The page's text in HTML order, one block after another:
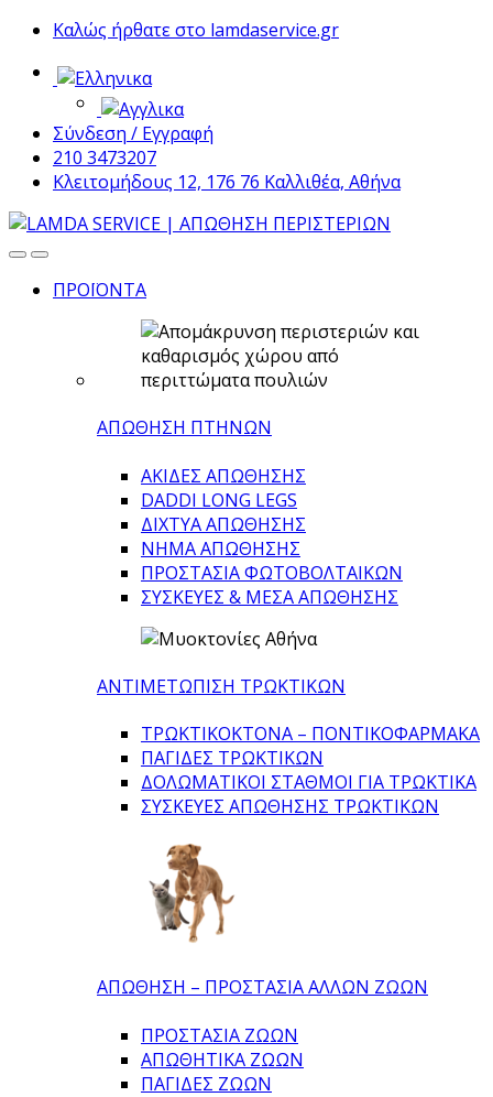
Skip
navigation
Skip
content
Καλώς ήρθατε στο lamdaservice.gr
Σύνδεση / Εγγραφή
210 3473207
Κλειτομήδους 12, 176 76 Καλλιθέα, Αθήνα
ΠΡΟΪΟΝΤΑ
ΑΠΩΘΗΣΗ ΠΤΗΝΩΝ
ΑΚΙΔΕΣ ΑΠΩΘΗΣΗΣ
DADDI LONG LEGS
ΔΙΧΤΥΑ ΑΠΩΘΗΣΗΣ
ΝΗΜΑ ΑΠΩΘΗΣΗΣ
ΠΡΟΣΤΑΣΙΑ ΦΩΤΟΒΟΛΤΑΙΚΩΝ
ΣΥΣΚΕΥΕΣ & ΜΕΣΑ ΑΠΩΘΗΣΗΣ
ΑΝΤΙΜΕΤΩΠΙΣΗ ΤΡΩΚΤΙΚΩΝ
ΤΡΩΚΤΙΚΟΚΤΟΝΑ – ΠΟΝΤΙΚΟΦΑΡΜΑΚA
ΠΑΓΙΔΕΣ ΤΡΩΚΤΙΚΩΝ
ΔΟΛΩΜΑΤΙΚΟΙ ΣΤΑΘΜΟΙ ΓΙΑ ΤΡΩΚΤΙΚΑ
ΣΥΣΚΕΥΕΣ ΑΠΩΘΗΣΗΣ ΤΡΩΚΤΙΚΩΝ
ΑΠΩΘΗΣΗ – ΠΡΟΣΤΑΣΙΑ ΑΛΛΩΝ ΖΩΩΝ
ΠΡΟΣΤΑΣΙΑ ΖΩΩΝ
ΑΠΩΘΗΤΙΚΑ ΖΩΩΝ
ΠΑΓΙΔΕΣ ΖΩΩΝ